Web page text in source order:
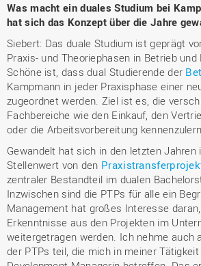
Was macht ein duales Studium bei
hat sich das Konzept über die Jahre
Siebert: Das duale Studium ist geprägt
Praxis- und Theoriephasen in Betrieb
Schöne ist, dass dual Studierende der
Kampmann in jeder Praxisphase einer
zugeordnet werden. Ziel ist es, die
Fachbereiche wie den Einkauf, den
oder die Arbeitsvorbereitung
Gewandelt hat sich in den letzten Jahren
Stellenwert von den
zentraler Bestandteil im dualen
Inzwischen sind die PTPs für alle ein
Management hat großes Interesse
Erkenntnisse aus den Projekten im
weitergetragen werden. Ich nehme auch
der PTPs teil, die mich in meiner